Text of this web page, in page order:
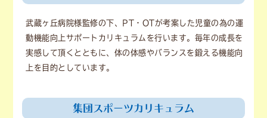
武蔵ヶ丘病院様監修の下、PT・OTが考案した児童の為の運
動機能向上サポートカリキュラムを行います。毎年の成長を
実感して頂くとともに、体の体感やバランスを鍛える機能向
上を目的としています。
集団スポーツカリキュラム